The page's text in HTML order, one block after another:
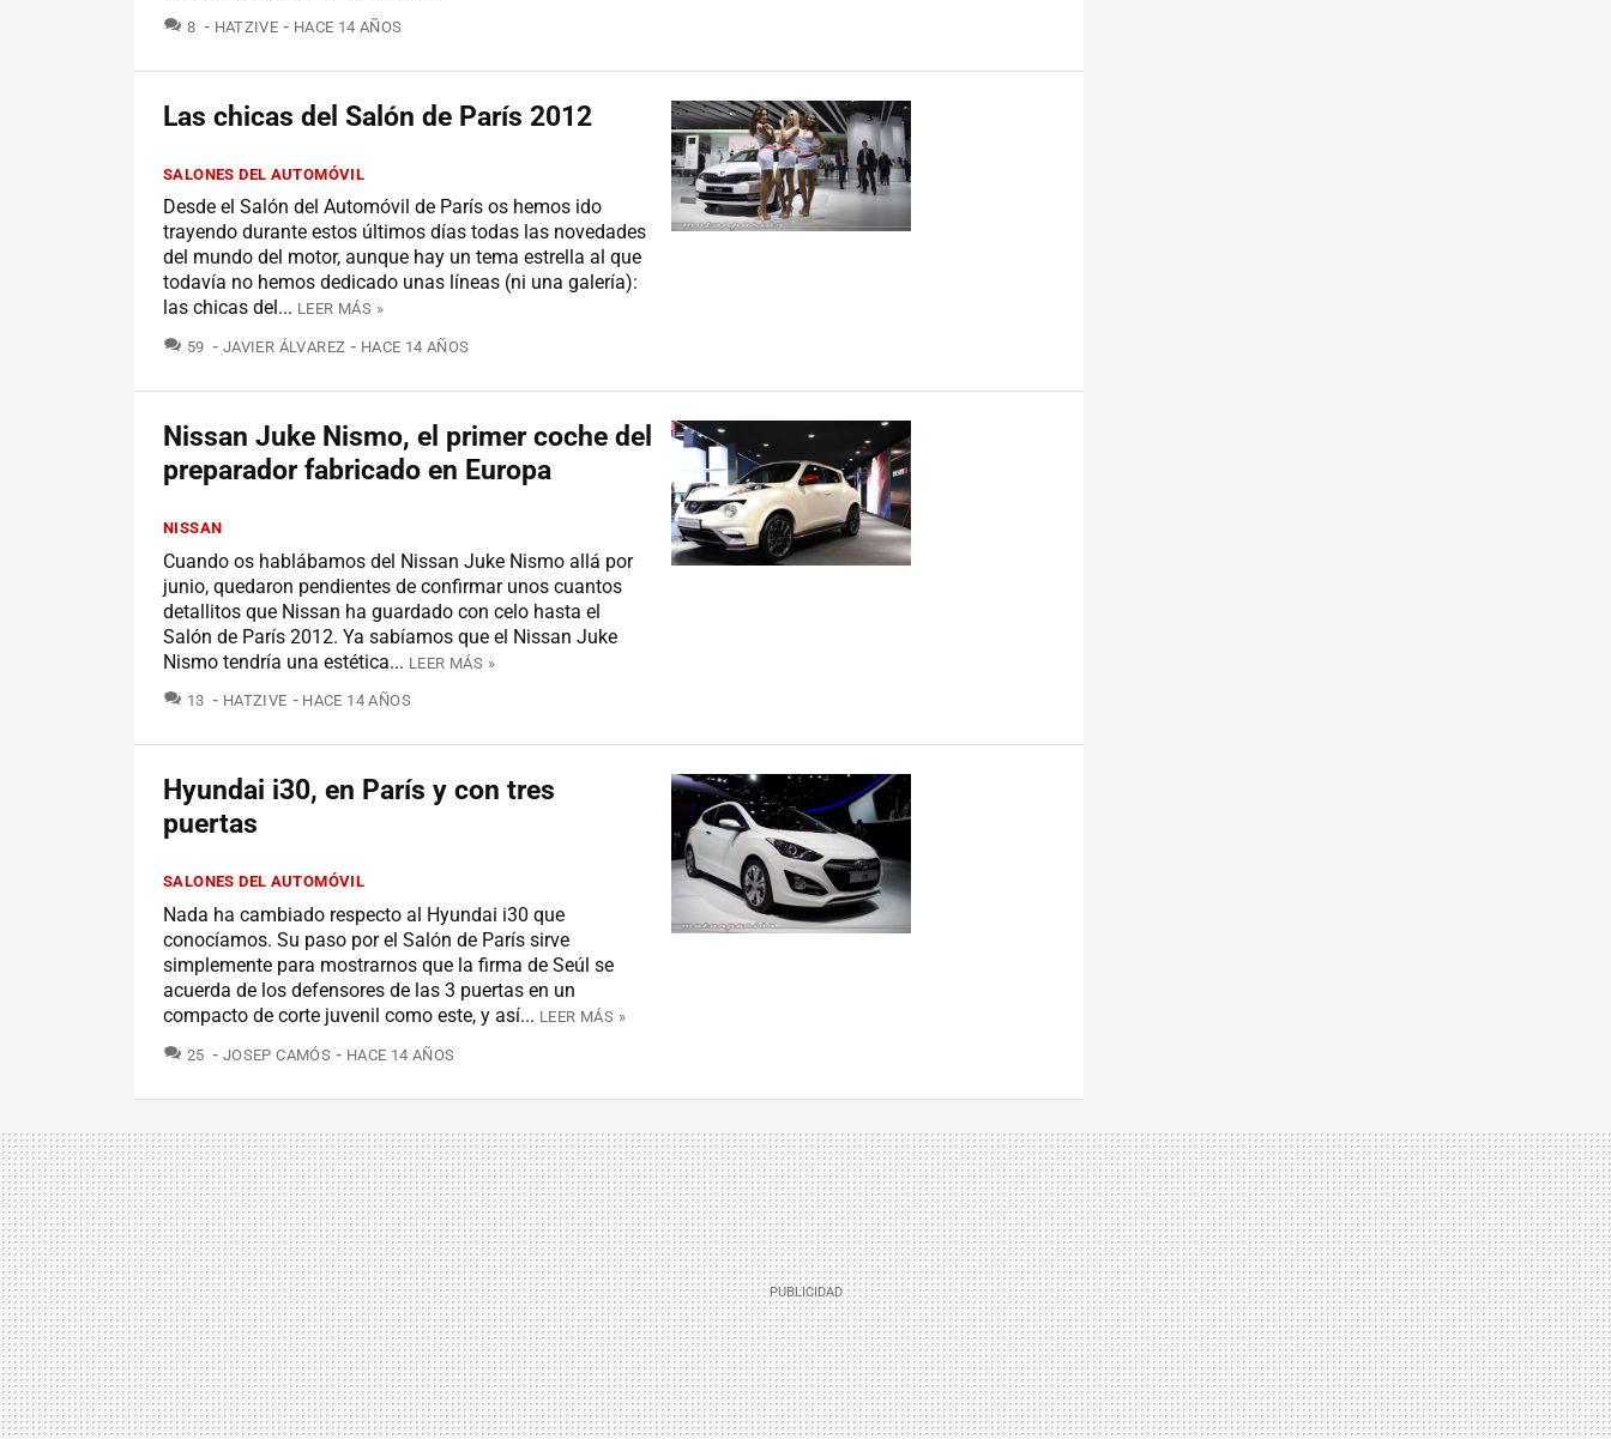
8 COMENTARIOS
HATZIVE HACE 14 AÑOS
Las chicas del Salón de París 2012
SALONES DEL AUTOMÓVIL
Desde el Salón del Automóvil de París os hemos ido
trayendo durante estos últimos días todas las novedades
del mundo del motor, aunque hay un tema estrella al que
todavía no hemos dedicado unas líneas (ni una galería):
las chicas del... LEER MÁS »
59 COMENTARIOS
JAVIER ÁLVAREZ HACE 14 AÑOS
Nissan Juke Nismo, el primer coche del
preparador fabricado en Europa
NISSAN
Cuando os hablábamos del Nissan Juke Nismo allá por
junio, quedaron pendientes de confirmar unos cuantos
detallitos que Nissan ha guardado con celo hasta el
Salón de París 2012. Ya sabíamos que el Nissan Juke
Nismo tendría una estética... LEER MÁS »
13 COMENTARIOS
HATZIVE HACE 14 AÑOS
Hyundai i30, en París y con tres
puertas
SALONES DEL AUTOMÓVIL
Nada ha cambiado respecto al Hyundai i30 que
conocíamos. Su paso por el Salón de París sirve
simplemente para mostrarnos que la firma de Seúl se
acuerda de los defensores de las 3 puertas en un
compacto de corte juvenil como este, y así... LEER MÁS »
25 COMENTARIOS
JOSEP CAMÓS HACE 14 AÑOS